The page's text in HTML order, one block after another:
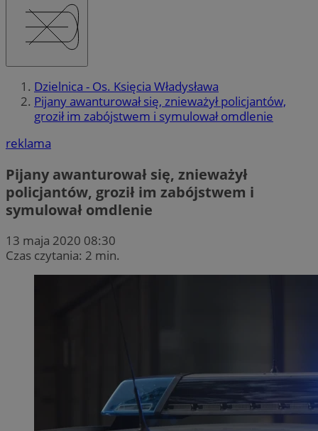
Dzielnica - Os. Księcia Władysława
Pijany awanturował się, znieważył policjantów,
groził im zabójstwem i symulował omdlenie
reklama
Pijany awanturował się, znieważył
policjantów, groził im zabójstwem i
symulował omdlenie
13 maja 2020 08:30
Czas czytania: 2 min.